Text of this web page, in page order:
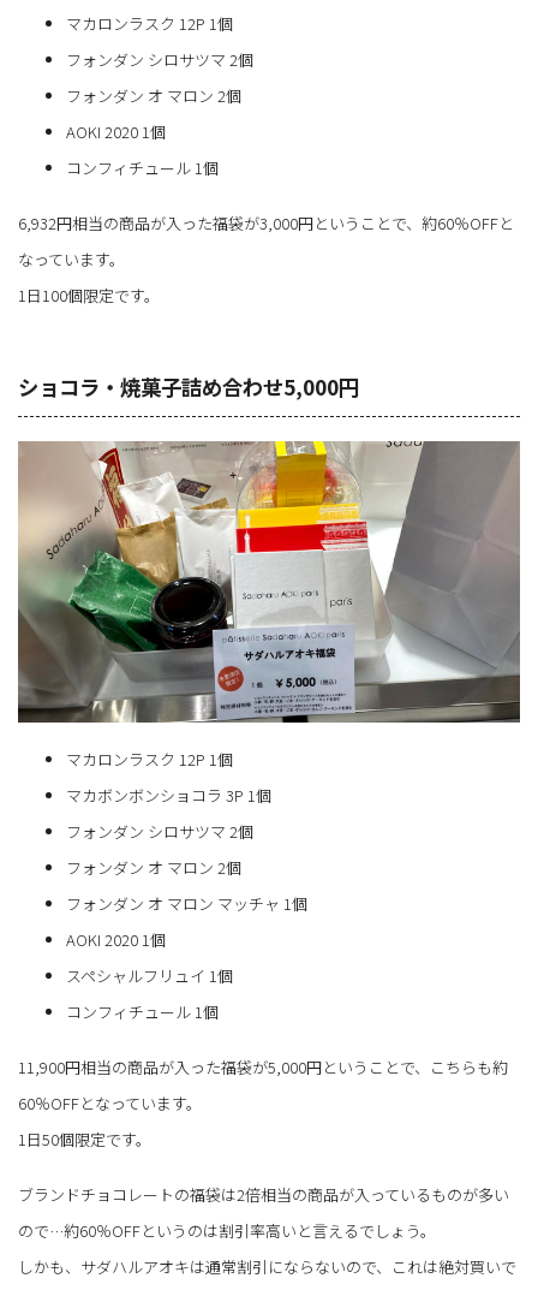
マカロンラスク 12P 1個
フォンダン シロサツマ 2個
フォンダン オ マロン 2個
AOKI 2020 1個
コンフィチュール 1個
6,932円相当の商品が入った福袋が3,000円ということで、約60％OFFと
なっています。
1日100個限定です。
ショコラ・焼菓子詰め合わせ5,000円
マカロンラスク 12P 1個
マカボンボンショコラ 3P 1個
フォンダン シロサツマ 2個
フォンダン オ マロン 2個
フォンダン オ マロン マッチャ 1個
AOKI 2020 1個
スペシャルフリュイ 1個
コンフィチュール 1個
11,900円相当の商品が入った福袋が5,000円ということで、こちらも約
60％OFFとなっています。
1日50個限定です。
ブランドチョコレートの福袋は2倍相当の商品が入っているものが多い
ので…約60％OFFというのは割引率高いと言えるでしょう。
しかも、サダハルアオキは通常割引にならないので、これは絶対買いで